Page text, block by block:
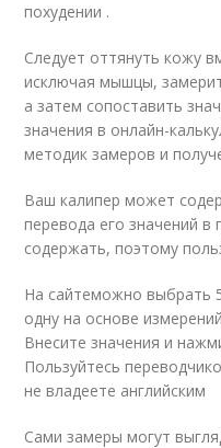
похудении .
Следует оттянуть кожу
исключая мышцы,
а затем сопоставить
значения в онлайн-
методик замеров и
Ваш калипер может
перевода его значений
содержать, поэтому
На сайтеможно выбрать
одну на основе
Внесите значения и
Пользуйтесь
не владеете английским
Сами замеры могут